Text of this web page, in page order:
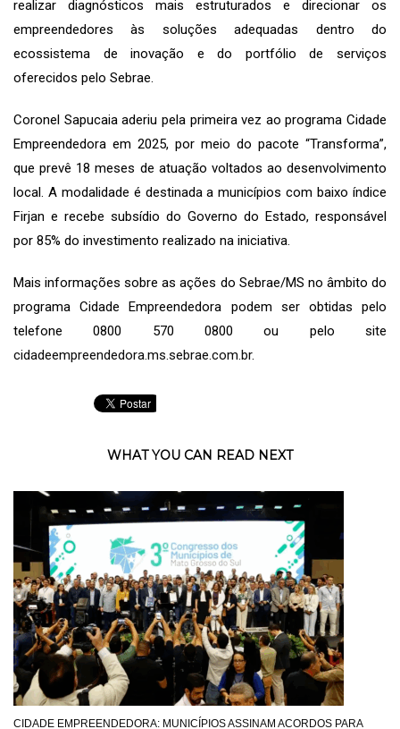
realizar diagnósticos mais estruturados e direcionar os
empreendedores às soluções adequadas dentro do
ecossistema de inovação e do portfólio de serviços
oferecidos pelo Sebrae.
Coronel Sapucaia aderiu pela primeira vez ao programa Cidade
Empreendedora em 2025, por meio do pacote “Transforma”,
que prevê 18 meses de atuação voltados ao desenvolvimento
local. A modalidade é destinada a municípios com baixo índice
Firjan e recebe subsídio do Governo do Estado, responsável
por 85% do investimento realizado na iniciativa.
Mais informações sobre as ações do Sebrae/MS no âmbito do
programa Cidade Empreendedora podem ser obtidas pelo
telefone 0800 570 0800 ou pelo site
cidadeempreendedora.ms.sebrae.com.br.
WHAT YOU CAN READ NEXT
CIDADE EMPREENDEDORA: MUNICÍPIOS ASSINAM ACORDOS PARA